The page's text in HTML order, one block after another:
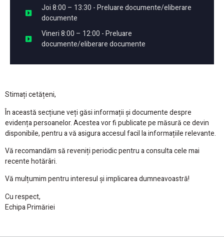
Joi 8:00 – 13:30 - Preluare documente/eliberare
documente
Vineri 8:00 – 12:00 - Preluare
documente/eliberare documente
Stimați cetățeni,
În această secțiune veți găsi informații și documente despre
evidența persoanelor. Acestea vor fi publicate pe măsură ce devin
disponibile, pentru a vă asigura accesul facil la informațiile relevante.
Vă recomandăm să reveniți periodic pentru a consulta cele mai
recente hotărâri.
Vă mulțumim pentru interesul și implicarea dumneavoastră!
Cu respect,
Echipa Primăriei